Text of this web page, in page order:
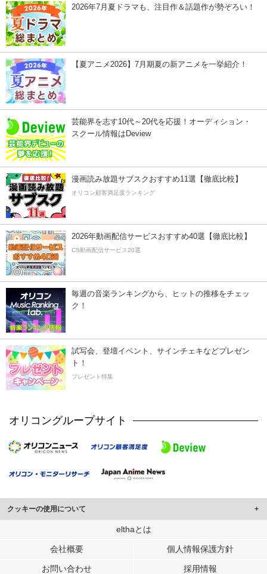
2026年7月夏ドラマも、注目作＆話題作が勢ぞろい！
【夏アニメ2026】7月期夏の新アニメを一挙紹介！
芸能界を志す10代～20代を応援！オーディション・
スクール情報はDeview
漫画読み放題サブスクおすすめ11選【徹底比較】
オリコン顧客満足度ランキング
2026年動画配信サービスおすすめ40選【徹底比較】
CS動画配信サービス20選
毎週の音楽ランキングから、ヒットの推移をチェッ
ク！
試写会、登壇イベント、サインチェキなどプレゼン
ト！
プレゼント特集
オリコングループサイト
クッキーの使用について
このサイトでは Cookie を使用して、ユーザーに合わせたコンテンツや広告の
行っています。
メディアや広告配信、データ解析の各パートナーに提供しています。
elthaとは
会社概要 個人情報保護方針
お問い合わせ 採用情報